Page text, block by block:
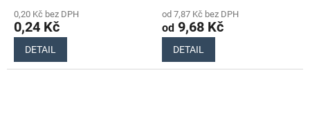
0,20 Kč bez DPH
0,24 Kč
DETAIL
od 7,87 Kč bez DPH
od 9,68 Kč
DETAIL